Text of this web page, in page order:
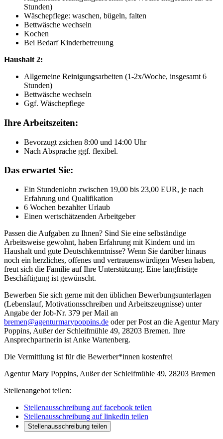
Stunden)
Wäschepflege: waschen, bügeln, falten
Bettwäsche wechseln
Kochen
Bei Bedarf Kinderbetreuung
Haushalt 2:
Allgemeine Reinigungsarbeiten (1-2x/Woche, insgesamt 6
Stunden)
Bettwäsche wechseln
Ggf. Wäschepflege
Ihre Arbeitszeiten:
Bevorzugt zsichen 8:00 und 14:00 Uhr
Nach Absprache ggf. flexibel.
Das erwartet Sie:
Ein Stundenlohn zwischen 19,00 bis 23,00 EUR, je nach
Erfahrung und Qualifikation
6 Wochen bezahlter Urlaub
Einen wertschätzenden Arbeitgeber
Passen die Aufgaben zu Ihnen? Sind Sie eine selbständige
Arbeitsweise gewohnt, haben Erfahrung mit Kindern und im
Haushalt und gute Deutschkenntnisse? Wenn Sie darüber hinaus
noch ein herzliches, offenes und vertrauenswürdigen Wesen haben,
freut sich die Familie auf Ihre Unterstützung. Eine langfristige
Beschäftigung ist gewünscht.
Bewerben Sie sich gerne mit den üblichen Bewerbungsunterlagen
(Lebenslauf, Motivationsschreiben und Arbeitszeugnisse) unter
Angabe der Job-Nr. 379 per Mail an
bremen@agenturmarypoppins.de oder per Post an die Agentur Mary
Poppins, Außer der Schleifmühle 49, 28203 Bremen. Ihre
Ansprechpartnerin ist Anke Wartenberg.
Die Vermittlung ist für die Bewerber*innen kostenfrei
Agentur Mary Poppins, Außer der Schleifmühle 49, 28203 Bremen
Stellenangebot teilen:
Stellenausschreibung auf facebook teilen
Stellenausschreibung auf linkedin teilen
Stellenausschreibung teilen